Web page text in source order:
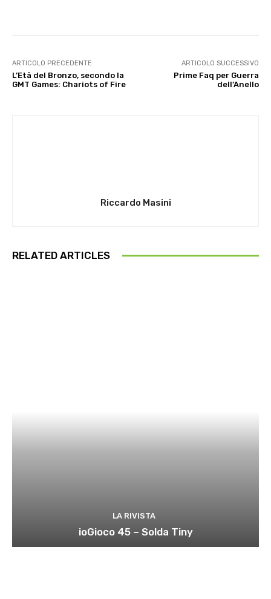
ARTICOLO PRECEDENTE
L’Età del Bronzo, secondo la
GMT Games: Chariots of Fire
ARTICOLO SUCCESSIVO
Prime Faq per Guerra
dell’Anello
Riccardo Masini
RELATED ARTICLES
LA RIVISTA
ioGioco 45 – Solda Tiny